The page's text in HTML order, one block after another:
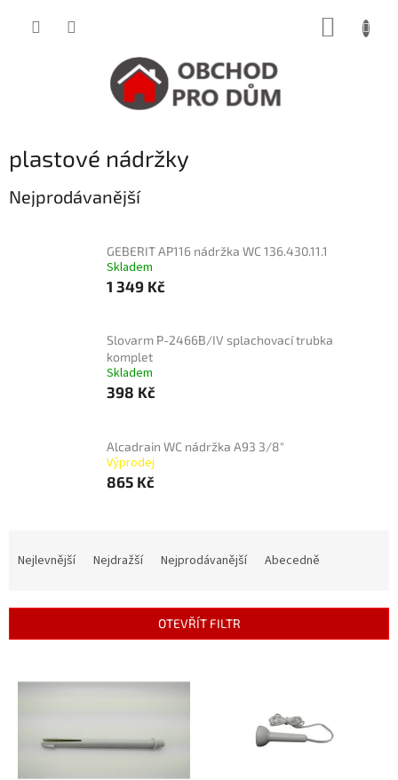
plastové nádržky
Nejprodávanější
GEBERIT AP116 nádržka WC 136.430.11.1
Skladem
1 349 Kč
Slovarm P-2466B/IV splachovací trubka
komplet
Skladem
398 Kč
Alcadrain WC nádržka A93 3/8"
Výprodej
865 Kč
í
Nejlevnější Nejdražší Nejprodávanější Abecedně
OTEVŘÍT FILTR